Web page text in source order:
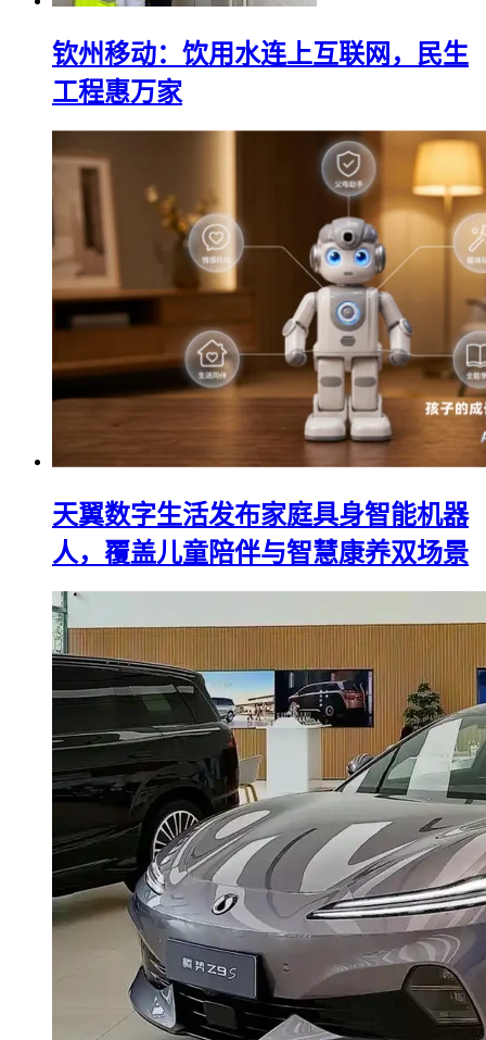
钦州移动：饮用水连上互联网，民生
工程惠万家
天翼数字生活发布家庭具身智能机器
人，覆盖儿童陪伴与智慧康养双场景